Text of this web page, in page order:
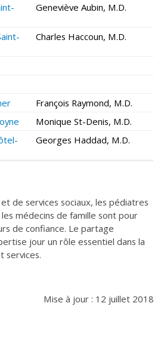
Geneviève Aubin, M.D.
Charles Haccoun, M.D.
François Raymond, M.D.
Monique St-Denis, M.D.
Georges Haddad, M.D.
de services sociaux, les pédiatres
médecins de famille sont pour
de confiance. Le partage
jour un rôle essentiel dans la
services.
Mise à jour : 12 juillet 2018